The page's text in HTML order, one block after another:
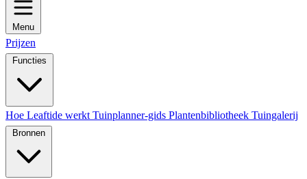
Menu
Prijzen
Functies
Hoe Leaftide werkt Tuinplanner-gids Plantenbibliotheek Tuingalerij
Bronnen